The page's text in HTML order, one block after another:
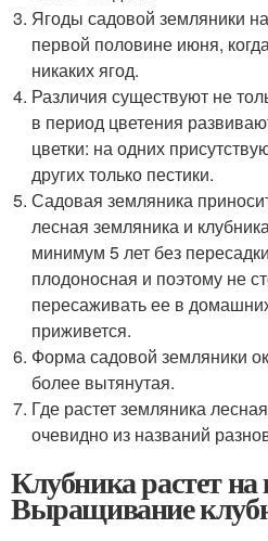
Ягоды садовой земляники
первой половине июня,
никаких ягод.
Различия существуют не
в период цветения
цветки: на одних
других только пестики.
Садовая земляника
лесная земляника и
минимум 5 лет без
плодоносная и поэтому не
пересаживать ее в
приживется.
Форма садовой земляники
более вытянутая.
Где растет земляника
очевидно из названий
Клубника растет на
Выращивание